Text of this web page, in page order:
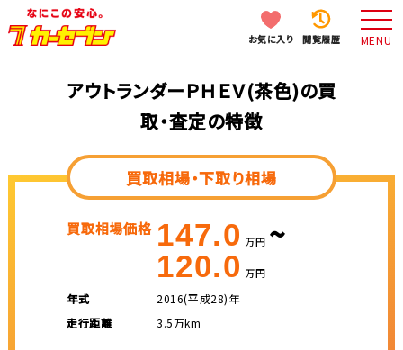
お気に入り 閲覧履歴 MENU
アウトランダーＰＨＥＶ(茶色)の買
取・査定の特徴
買取相場・下取り相場
買取相場価格 147.0 万円 ~
120.0 万円
年式
2016(平成28)年
走行距離
3.5万km